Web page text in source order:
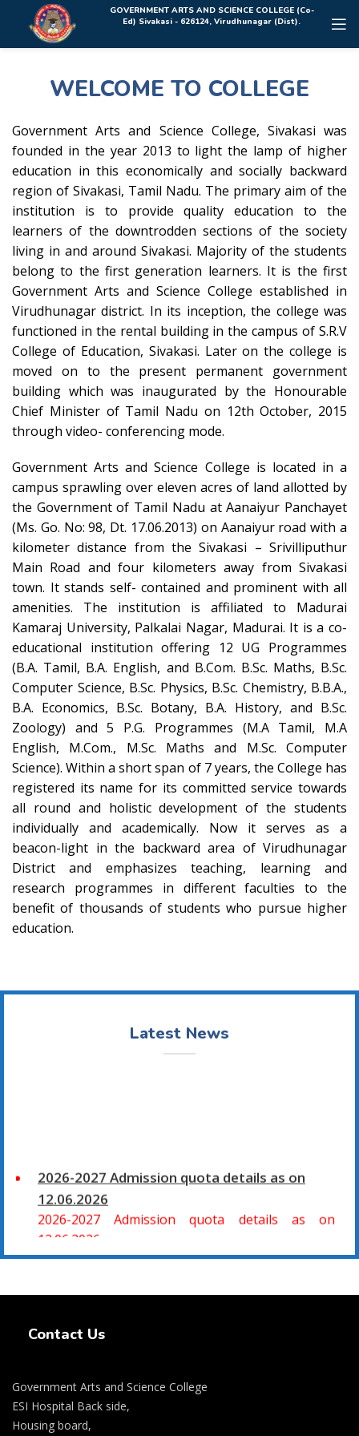
Rolex Replica Uhren DeutschlandGOVERNMENT ARTS AND SCIENCE COLLEGE (Co-
Ed) Sivakasi - 626124, Virudhunagar (Dist).
WELCOME TO COLLEGE
Government Arts and Science College, Sivakasi was
founded in the year 2013 to light the lamp of higher
education in this economically and socially backward
region of Sivakasi, Tamil Nadu. The primary aim of the
institution is to provide quality education to the
learners of the downtrodden sections of the society
living in and around Sivakasi. Majority of the students
belong to the first generation learners. It is the first
Government Arts and Science College established in
Virudhunagar district. In its inception, the college was
functioned in the rental building in the campus of S.R.V
College of Education, Sivakasi. Later on the college is
moved on to the present permanent government
building which was inaugurated by the Honourable
Chief Minister of Tamil Nadu on 12th October, 2015
through video- conferencing mode.
Government Arts and Science College is located in a
campus sprawling over eleven acres of land allotted by
the Government of Tamil Nadu at Aanaiyur Panchayet
(Ms. Go. No: 98, Dt. 17.06.2013) on Aanaiyur road with a
kilometer distance from the Sivakasi – Srivilliputhur
Main Road and four kilometers away from Sivakasi
town. It stands self- contained and prominent with all
amenities. The institution is affiliated to Madurai
Kamaraj University, Palkalai Nagar, Madurai. It is a co-
educational institution offering 12 UG Programmes
(B.A. Tamil, B.A. English, and B.Com. B.Sc. Maths, B.Sc.
Computer Science, B.Sc. Physics, B.Sc. Chemistry, B.B.A.,
B.A. Economics, B.Sc. Botany, B.A. History, and B.Sc.
Zoology) and 5 P.G. Programmes (M.A Tamil, M.A
English, M.Com., M.Sc. Maths and M.Sc. Computer
Science). Within a short span of 7 years, the College has
registered its name for its committed service towards
all round and holistic development of the students
individually and academically. Now it serves as a
beacon-light in the backward area of Virudhunagar
District and emphasizes teaching, learning and
research programmes in different faculties to the
benefit of thousands of students who pursue higher
education.
Latest News
2026-2027 Admission quota details as on
12.06.2026
2026-2027 Admission quota details as on
12.06.2026
08.06.2026 அன்று B.Sc., கணிதம், B.Sc., கணினி
விலங்கியல் ஆகிய அறிவியல் பாடப்பிரிவுகளுக்கும்,
09.06.2026 அன்று B.Com., வணிகவியல், B.B.A.,
வணிக நிர்வாகவியல், B.A., பொருளியல், B.A., வரலாறு
Contact Us
Government Arts and Science College
ESI Hospital Back side,
Housing board,